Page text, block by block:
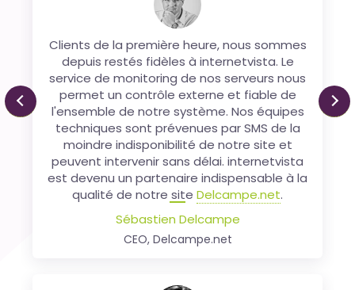
Nous utilisons Internetvista depuis 2006 pour
le monitoring de notre plateforme de
paiement. Nous sommes extrêmement
satisfaits des services fournis par
Internetvista qui a, depuis le début, fait
montre d'une excellente qualité de
prestation et a su faire évoluer sa
plateforme en fonction de nos besoins.
Xavier Thiran
Chief Of Staff, SMB - Worldline ePayments
Clients de la première heure, nous sommes
depuis restés fidèles à internetvista. Le
service de monitoring de nos serveurs nous
permet un contrôle externe et fiable de
l'ensemble de notre système. Nos équipes
techniques sont prévenues par SMS de la
moindre indisponibilité de notre site et
peuvent intervenir sans délai. internetvista
est devenu un partenaire indispensable à la
qualité de notre site Delcampe.net.
Sébastien Delcampe
CEO, Delcampe.net
Previous